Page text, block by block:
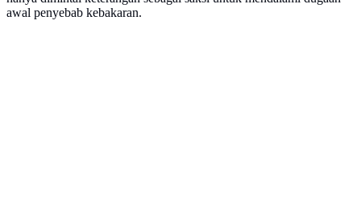
awal penyebab kebakaran.